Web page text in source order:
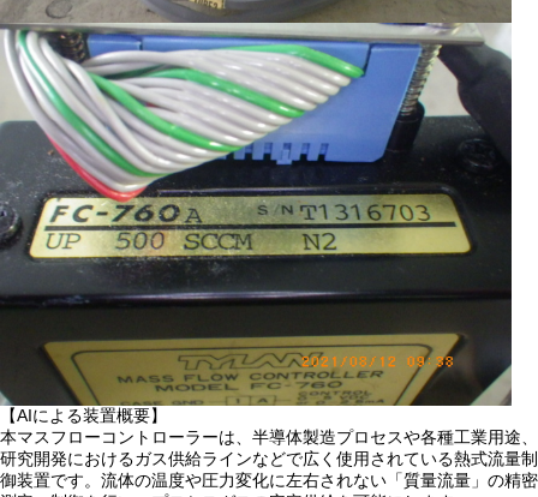
【AIによる装置概要】
本マスフローコントローラーは、半導体製造プロセスや各種工業用途、
研究開発におけるガス供給ラインなどで広く使用されている熱式流量制
御装置です。流体の温度や圧力変化に左右されない「質量流量」の精密